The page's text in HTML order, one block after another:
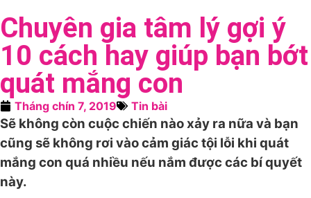
Chuyên gia tâm lý gợi ý
10 cách hay giúp bạn bớt
quát mắng con
Tháng chín 7, 2019 Tin bài
Sẽ không còn cuộc chiến nào xảy ra nữa và bạn
cũng sẽ không rơi vào cảm giác tội lỗi khi quát
mắng con quá nhiều nếu nắm được các bí quyết
này.